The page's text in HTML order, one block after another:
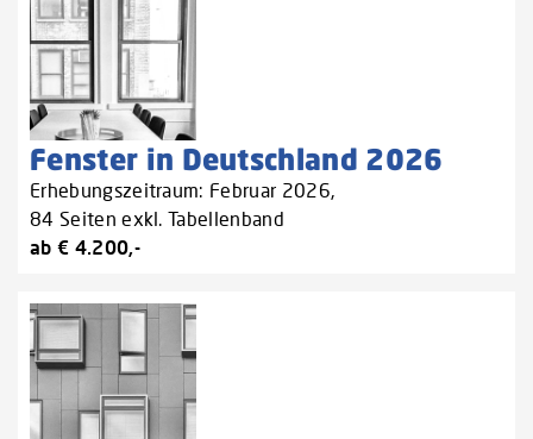
Fenster in Deutschland 2026
Erhebungszeitraum: Februar 2026,
84 Seiten exkl. Tabellenband
ab € 4.200,-